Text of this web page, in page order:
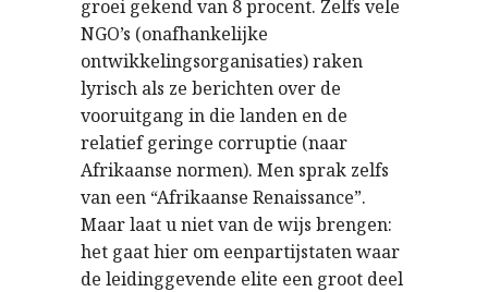
groei gekend van 8 procent. Zelfs vele
NGO’s (onafhankelijke
ontwikkelingsorganisaties) raken
lyrisch als ze berichten over de
vooruitgang in die landen en de
relatief geringe corruptie (naar
Afrikaanse normen). Men sprak zelfs
van een “Afrikaanse Renaissance”.
Maar laat u niet van de wijs brengen:
het gaat hier om eenpartijstaten waar
de leidinggevende elite een groot deel